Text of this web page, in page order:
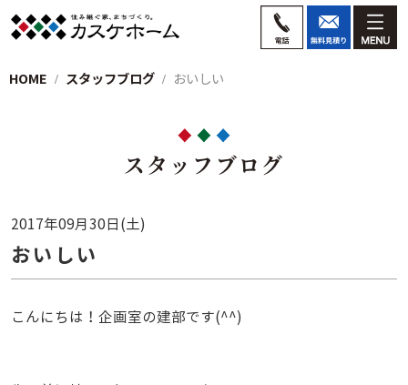
HOME スタッフブログ おいしい
スタッフブログ
2017年09月30日(土)
おいしい
こんにちは！企画室の建部です(^^)